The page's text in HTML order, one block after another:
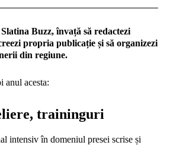
Buzz, învață să redactezi
propria publicație și să organizezi
din regiune.
anul acesta:
traininguri
intensiv în domeniul presei scrise și